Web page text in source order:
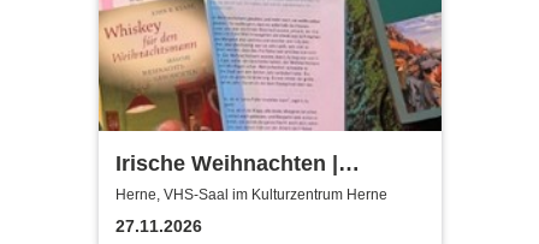
Irische Weihnachten |
Musikalische Lesung mit
Mareike Graepel & Chris
Herne, VHS-Saal im Kulturzentrum Herne
27.11.2026